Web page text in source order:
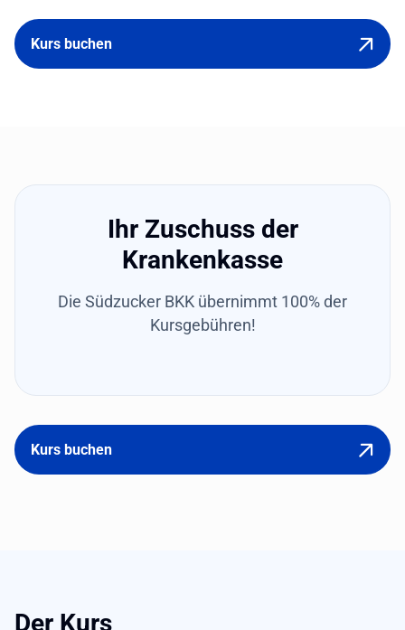
Kurs buchen
Ihr Zuschuss der
Krankenkasse
Die Südzucker BKK übernimmt 100% der
Kursgebühren!
Kurs buchen
Der Kurs